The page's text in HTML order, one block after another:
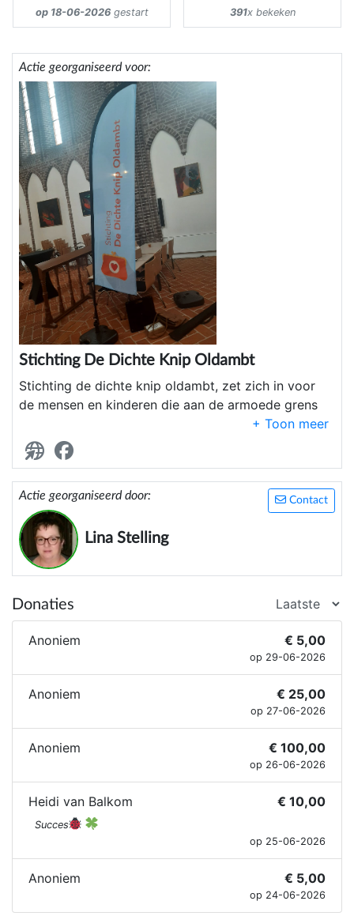
op 18-06-2026gestart 391x bekeken
Actie georganiseerd voor:
Stichting De Dichte Knip Oldambt
Stichting de dichte knip oldambt, zet zich in voor
de mensen en kinderen die aan de armoede grens
Contact
Actie georganiseerd door:
Lina Stelling
Donaties
Anoniem € 5,00
op 29-06-2026
Anoniem € 25,00
op 27-06-2026
Anoniem € 100,00
op 26-06-2026
Heidi van Balkom € 10,00
Succes
op 25-06-2026
Anoniem € 5,00
op 24-06-2026